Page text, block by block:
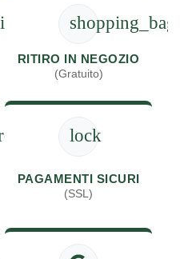
shopping_bag
RITIRO IN NEGOZIO
(Gratuito)
lock
PAGAMENTI SICURI
(SSL)